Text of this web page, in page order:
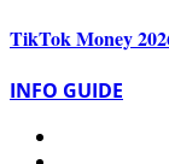
TikTok Money
INFO GUIDE